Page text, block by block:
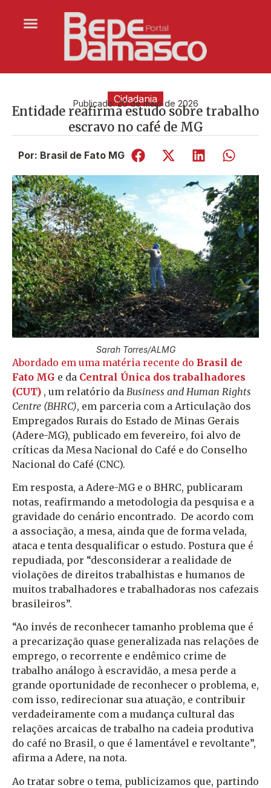
Cidadania
Publicado:20 de maio de 2026
Entidade reafirma estudo sobre trabalho
escravo no café de MG
Por: Brasil de Fato MG
Sarah Torres/ALMG
Abordado em uma matéria recente do Brasil de
Fato MG e da Central Única dos trabalhadores
(CUT) , um relatório da Business and Human Rights
Centre (BHRC), em parceria com a Articulação dos
Empregados Rurais do Estado de Minas Gerais
(Adere-MG), publicado em fevereiro, foi alvo de
críticas da Mesa Nacional do Café e do Conselho
Nacional do Café (CNC).
Em resposta, a Adere-MG e o BHRC, publicaram
notas, reafirmando a metodologia da pesquisa e a
gravidade do cenário encontrado. De acordo com
a associação, a mesa, ainda que de forma velada,
ataca e tenta desqualificar o estudo. Postura que é
repudiada, por “desconsiderar a realidade de
violações de direitos trabalhistas e humanos de
muitos trabalhadores e trabalhadoras nos cafezais
brasileiros”.
“Ao invés de reconhecer tamanho problema que é
a precarização quase generalizada nas relações de
emprego, o recorrente e endêmico crime de
trabalho análogo à escravidão, a mesa perde a
grande oportunidade de reconhecer o problema, e,
com isso, redirecionar sua atuação, e contribuir
verdadeiramente com a mudança cultural das
relações arcaicas de trabalho na cadeia produtiva
do café no Brasil, o que é lamentável e revoltante”,
afirma a Adere, na nota.
Ao tratar sobre o tema, publicizamos que, partindo